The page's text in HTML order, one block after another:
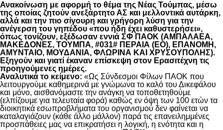
Ανακοίνωση με αφορμή το θέμα της Νέας Τούμπας, μέσω
της οποίας ζητούν ανεξάρτητο ΑΣ και μελλοντικά αυτάρκη,
αλλά και την πιο σίγουρη και γρήγορη λύση για την
ανέγερση του γηπέδου «που ήδη έχει καθυστερήσει»,
όπως τονίζουν, εξέδωσαν εννιά ΣΦ ΠΑΟΚ (ΑΜΠΑΛΑΕΑ,
ΜΑΚΕΔΟΝΕΣ, ΤΟΥΜΠΑ, #031# ΠΕΡΑΙΑ (ΕΟ), ΕΠΑΝΟΜΗ,
ΑΜΥΝΤΑΙΟ, ΜΟΥΔΑΝΙΑ, ΦΛΩΡΙΝΑ ΚΑΙ ΧΡΥΣΟΥΠΟΛΗΣ).
Εξηγούν και γιατί έκαναν επίσκεψη στον Ερασιτέχνη τις
προηγούμενες ημέρες.
Αναλυτικά το κείμενο: «Ως Σύνδεσμοι Φίλων ΠΑΟΚ που
λειτουργούμε καθημερινά με γνώμωνα το καλό του Δικεφάλου
και μόνο, αισθανόμαστε την ανάγκη να τοποθετηθούμε
(ελπίζουμε για τελευταία φορά) καθώς εν όψη των 100 ετών τα
διοικητικά εσωπροβλήματα του οργανισμού δεν φαίνεται να
καταλαγιάζουν (κάθε άλλο μάλλον) παρά τις επανειλημμένες
προσπάθειες μας να επικρατήσει η λογική, η ενότητα και η